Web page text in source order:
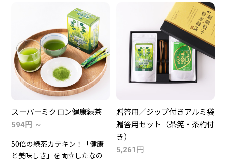
スーパーミクロン健康緑茶
594円 ～
50倍の緑茶カテキン！「健康
と美味しさ」を両立したなの
贈答用／ジップ付きアルミ袋
贈答用セット（茶筅・茶杓付
き）
5,261 円
なのの茶について
お買い物ガイド
よくある質問 お客様の声
商品比較 早見表 なのの茶の飲み方